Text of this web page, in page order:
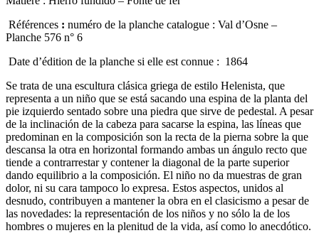
Références : numéro de la planche catalogue : Val d’Osne –
Planche 576 n° 6
Date d’édition de la planche si elle est connue : 1864
Se trata de una escultura clásica griega de estilo Helenista, que
representa a un niño que se está sacando una espina de la planta del
pie izquierdo sentado sobre una piedra que sirve de pedestal. A pesar
de la inclinación de la cabeza para sacarse la espina, las líneas que
predominan en la composición son la recta de la pierna sobre la que
descansa la otra en horizontal formando ambas un ángulo recto que
tiende a contrarrestar y contener la diagonal de la parte superior
dando equilibrio a la composición. El niño no da muestras de gran
dolor, ni su cara tampoco lo expresa. Estos aspectos, unidos al
desnudo, contribuyen a mantener la obra en el clasicismo a pesar de
las novedades: la representación de los niños y no sólo la de los
hombres o mujeres en la plenitud de la vida, así como lo anecdótico.